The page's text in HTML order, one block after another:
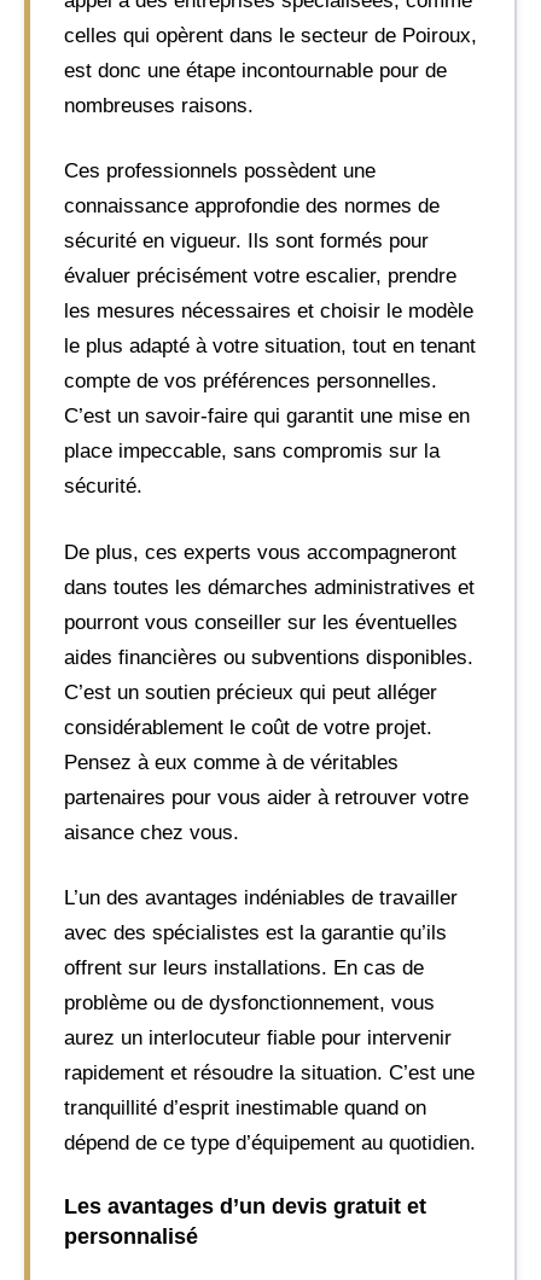
celles qui opèrent dans le secteur de Poiroux,
est donc une étape incontournable pour de
nombreuses raisons.
Ces professionnels possèdent une
connaissance approfondie des normes de
sécurité en vigueur. Ils sont formés pour
évaluer précisément votre escalier, prendre
les mesures nécessaires et choisir le modèle
le plus adapté à votre situation, tout en tenant
compte de vos préférences personnelles.
C’est un savoir-faire qui garantit une mise en
place impeccable, sans compromis sur la
sécurité.
De plus, ces experts vous accompagneront
dans toutes les démarches administratives et
pourront vous conseiller sur les éventuelles
aides financières ou subventions disponibles.
C’est un soutien précieux qui peut alléger
considérablement le coût de votre projet.
Pensez à eux comme à de véritables
partenaires pour vous aider à retrouver votre
aisance chez vous.
L’un des avantages indéniables de travailler
avec des spécialistes est la garantie qu’ils
offrent sur leurs installations. En cas de
problème ou de dysfonctionnement, vous
aurez un interlocuteur fiable pour intervenir
rapidement et résoudre la situation. C’est une
tranquillité d’esprit inestimable quand on
dépend de ce type d’équipement au quotidien.
Les avantages d’un devis gratuit et
personnalisé